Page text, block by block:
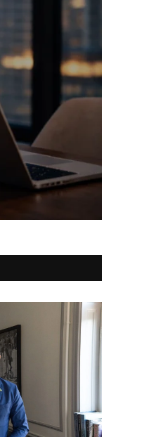
Westcon Comstor
investering från General